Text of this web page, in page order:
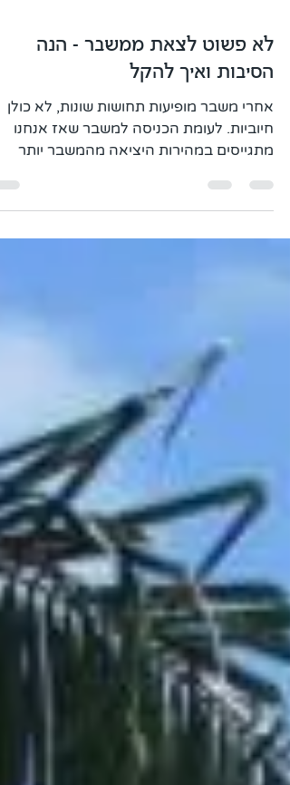
לא פשוט לצאת ממשבר - הנה
הסיבות ואיך להקל
אחרי משבר מופיעות תחושות שונות, לא כולן
חיוביות. לעומת הכניסה למשבר שאז אנחנו
לדעת